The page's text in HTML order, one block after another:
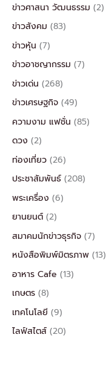
ข่าวศาสนา วัฒนธรรม (2)
ข่าวสังคม (83)
ข่าวหุ้น (7)
ข่าวอาชญากรรม (7)
ข่าวเด่น (268)
ข่าวเศรษฐกิจ (49)
ความงาม แฟชั่น (85)
ดวง (2)
ท่องเที่ยว (26)
ประชาสัมพันธ์ (208)
พระเครื่อง (6)
ยานยนต์ (2)
สมาคมนักข่าวธุรกิจ (7)
หนังสือพิมพ์มิตรภาพ (13)
อาหาร Cafe (13)
เกษตร (8)
เทคโนโลยี (9)
ไลฟ์สไตส์ (20)